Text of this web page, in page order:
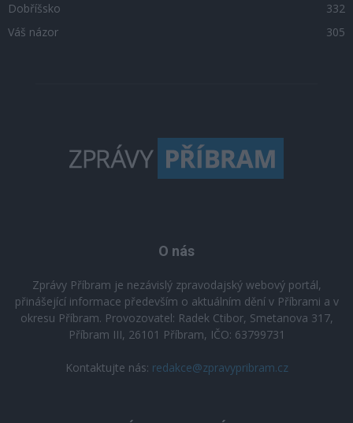
Dobříšsko
332
Váš názor
305
O nás
Zprávy Příbram je nezávislý zpravodajský webový portál,
přinášející informace především o aktuálním dění v Příbrami a v
okresu Příbram. Provozovatel: Radek Ctibor, Smetanova 317,
Příbram III, 26101 Příbram, IČO: 63799731
Kontaktujte nás: redakce@zpravypribram.cz